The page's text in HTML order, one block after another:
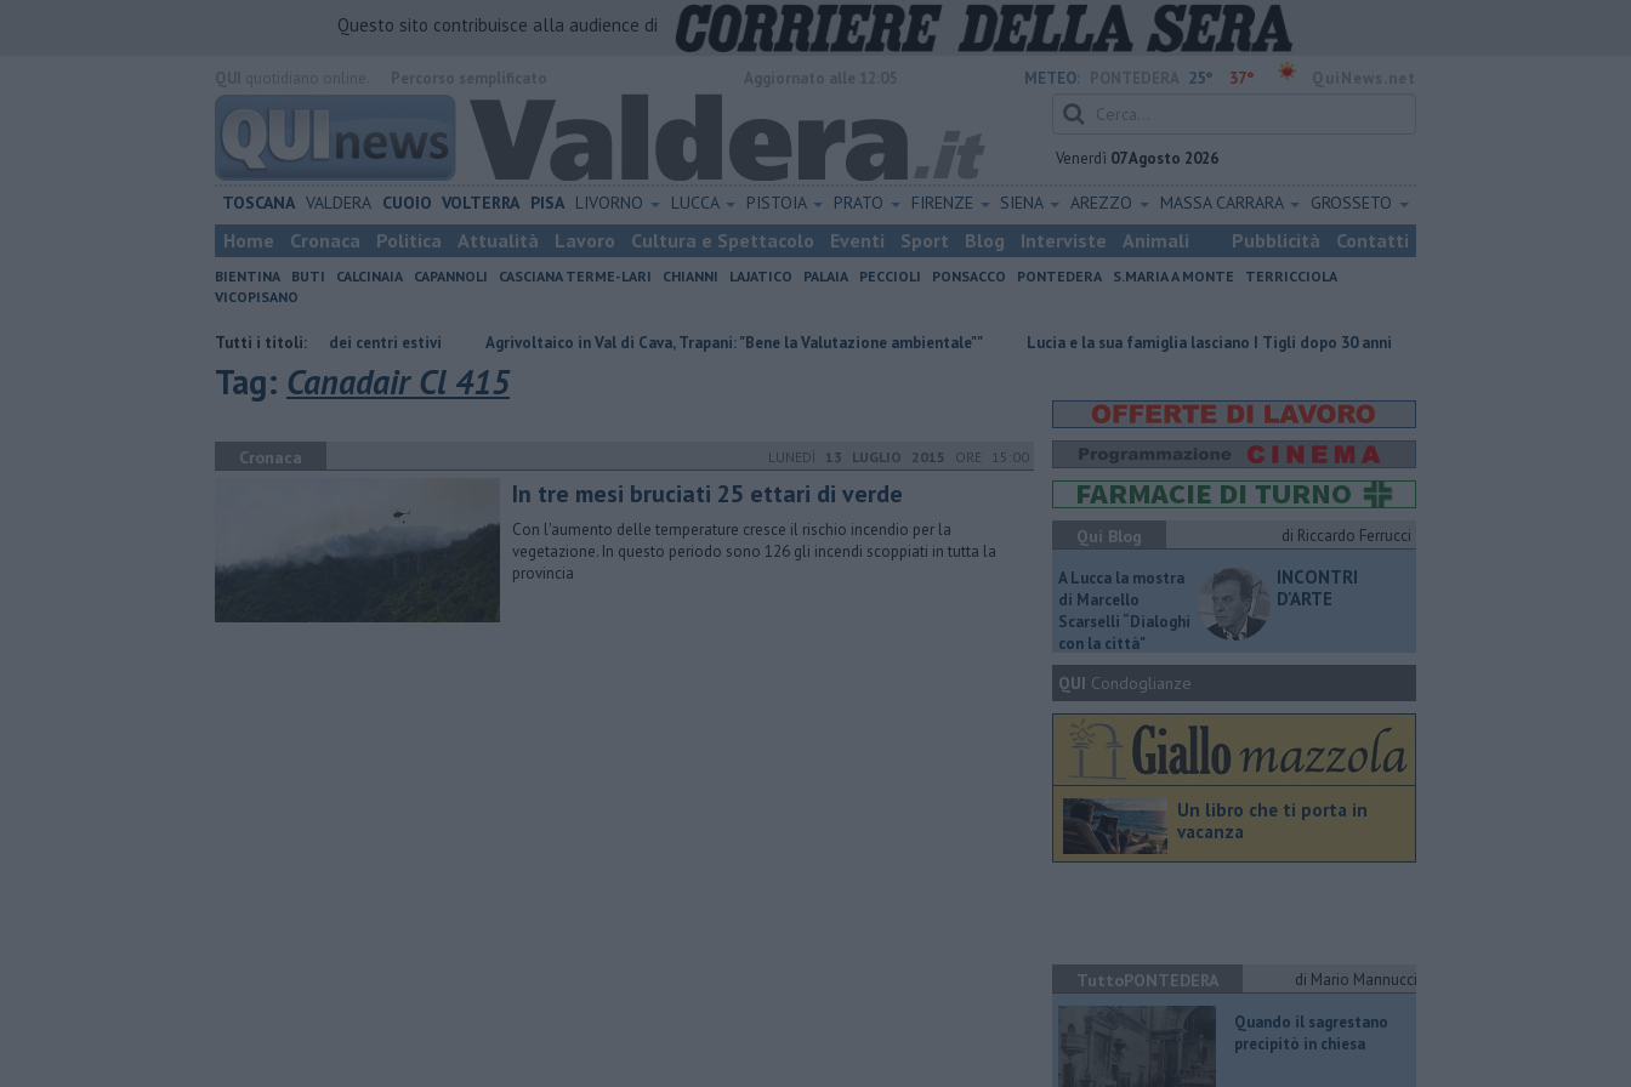
Questo sito contribuisce alla audience di
METEO: 25° 37°
Venerdì 07 Agosto 2026
TOSCANA VALDERA CUOIO VOLTERRA PISA LIVORNO LUCCA PISTOIA PRATO FIRENZE SIENA AREZZO MASSA CARRARA GROSSETO
Home Cronaca Politica Attualità Lavoro Cultura e Spettacolo Eventi Sport Blog Interviste Animali Pubblicità Contatti
BIENTINA BUTI CALCINAIA CAPANNOLI CASCIANA TERME-LARI CHIANNI LAJATICO PALAIA PECCIOLI PONSACCO PONTEDERA S.MARIA A MONTE
TERRICCIOLA
VICOPISANO
Tutti i titoli:
Oltre 7mila euro a sostegno dei centri estivi Agrivoltaico in Val di Cava, Trapani: "Bene la Valutazione ambientale"" Lucia e la sua famiglia lasciano I Tigli dopo 30 anni Bus, la Provincia evita lo stop del
Tag: Canadair Cl 415
Cronaca LUNEDÌ 13 LUGLIO 2015 ORE 15:00
​In tre mesi bruciati 25 ettari di verde
Con l'aumento delle temperature cresce il rischio incendio per la
vegetazione. In questo periodo sono 126 gli incendi scoppiati in tutta la
provincia
Qui Blog di Riccardo Ferrucci
A Lucca la mostra
di Marcello
Scarselli “Dialoghi
con la città"
INCONTRI
D'ARTE
QUI Condoglianze
Un libro che ti porta in
vacanza
TuttoPONTEDERA di Mario Mannucci
Quando il sagrestano
precipitò in chiesa